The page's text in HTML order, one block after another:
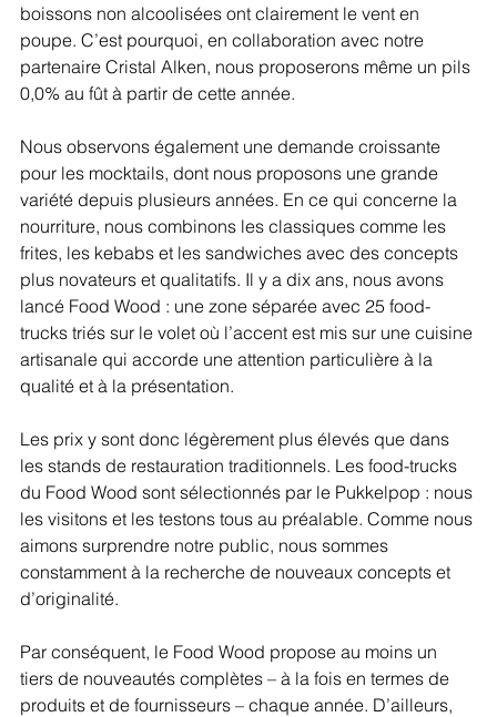
boissons non alcoolisées ont clairement le vent en
poupe. C’est pourquoi, en collaboration avec notre
partenaire Cristal Alken, nous proposerons même un pils
0,0% au fût à partir de cette année.
Nous observons également une demande croissante
pour les mocktails, dont nous proposons une grande
variété depuis plusieurs années. En ce qui concerne la
nourriture, nous combinons les classiques comme les
frites, les kebabs et les sandwiches avec des concepts
plus novateurs et qualitatifs. Il y a dix ans, nous avons
lancé Food Wood : une zone séparée avec 25 food-
trucks triés sur le volet où l’accent est mis sur une cuisine
artisanale qui accorde une attention particulière à la
qualité et à la présentation.
Les prix y sont donc légèrement plus élevés que dans
les stands de restauration traditionnels. Les food-trucks
du Food Wood sont sélectionnés par le Pukkelpop : nous
les visitons et les testons tous au préalable. Comme nous
aimons surprendre notre public, nous sommes
constamment à la recherche de nouveaux concepts et
d’originalité.
Par conséquent, le Food Wood propose au moins un
tiers de nouveautés complètes – à la fois en termes de
produits et de fournisseurs – chaque année. D’ailleurs,